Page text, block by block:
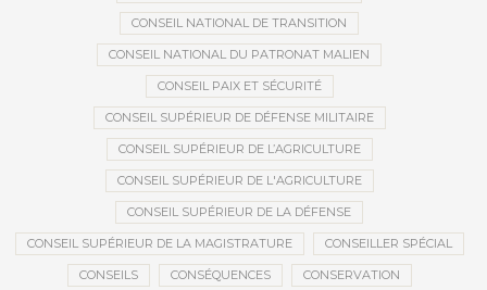
CONSEIL NATIONAL DE TRANSITION
CONSEIL NATIONAL DU PATRONAT MALIEN
CONSEIL PAIX ET SÉCURITÉ
CONSEIL SUPÉRIEUR DE DÉFENSE MILITAIRE
CONSEIL SUPÉRIEUR DE L’AGRICULTURE
CONSEIL SUPÉRIEUR DE L'AGRICULTURE
CONSEIL SUPÉRIEUR DE LA DÉFENSE
CONSEIL SUPÉRIEUR DE LA MAGISTRATURE CONSEILLER SPÉCIAL
CONSEILS CONSÉQUENCES CONSERVATION